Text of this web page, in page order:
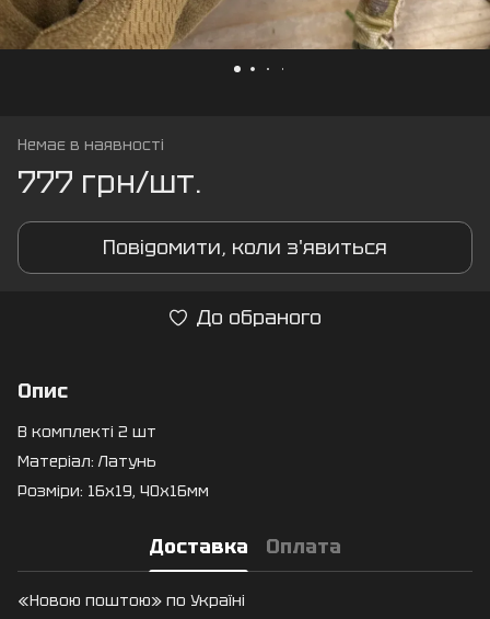
Немає в наявності
777 грн/шт.
Повідомити, коли з'явиться
До обраного
Опис
В комплекті 2 шт
Матеріал: Латунь
Розміри: 16х19, 40х16мм
Доставка Оплата
«Новою поштою» по Україні